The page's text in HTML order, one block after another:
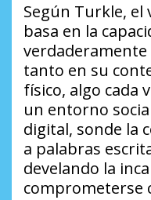
Según Turkle, el
basa en la
tanto en su
físico, algo cada
un entorno
digital, sonde la
a palabras
develando la
comprometerse